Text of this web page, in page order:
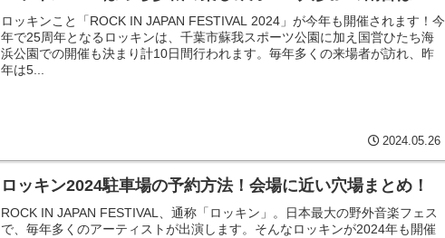
ロッキンこと「ROCK IN JAPAN FESTIVAL 2024」が今年も開催されます！今
年で25周年となるロッキンは、千葉市蘇我スポーツ公園に加え国営ひたち海
浜公園での開催も決まり計10日間行われます。毎年多くの来場者が訪れ、昨
年は5...
2024.05.26
ロッキン2024駐車場の予約方法！会場に近い穴場まとめ！
ROCK IN JAPAN FESTIVAL、通称「ロッキン」。日本最大の野外音楽フェス
で、毎年多くのアーティストが出演します。そんなロッキンが2024年も開催